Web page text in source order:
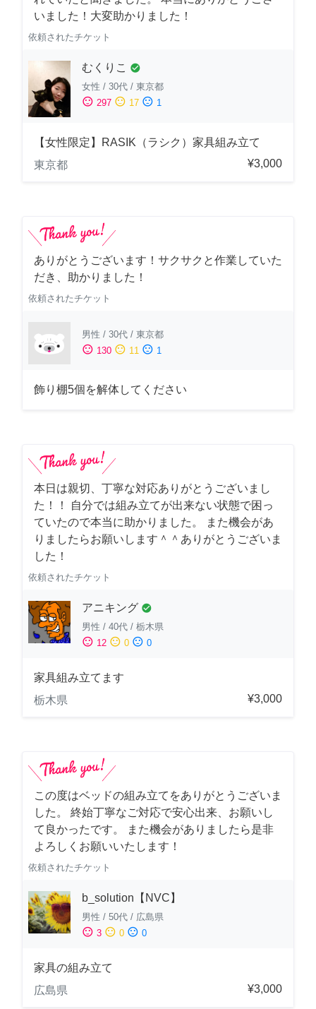
いました！大変助かりました！
依頼されたチケット
むくりこ check_circle
女性 / 30代 / 東京都
sentiment_satisfied 297 sentiment_neutral 17 sentiment_dissatisfied 1
【女性限定】RASIK（ラシク）家具組み立て
東京都
¥3,000
ありがとうございます！サクサクと作業していた
だき、助かりました！
依頼されたチケット
男性 / 30代 / 東京都
sentiment_satisfied 130 sentiment_neutral 11 sentiment_dissatisfied 1
飾り棚5個を解体してください
本日は親切、丁寧な対応ありがとうございまし
た！！ 自分では組み立てが出来ない状態で困っ
ていたので本当に助かりました。 また機会があ
りましたらお願いします＾＾ありがとうございま
した！
依頼されたチケット
アニキング check_circle
男性 / 40代 / 栃木県
sentiment_satisfied 12 sentiment_neutral 0 sentiment_dissatisfied 0
家具組み立てます
栃木県
¥3,000
この度はベッドの組み立てをありがとうございま
した。 終始丁寧なご対応で安心出来、お願いし
て良かったです。 また機会がありましたら是非
よろしくお願いいたします！
依頼されたチケット
b_solution【NVC】
男性 / 50代 / 広島県
sentiment_satisfied 3 sentiment_neutral 0 sentiment_dissatisfied 0
家具の組み立て
広島県
¥3,000